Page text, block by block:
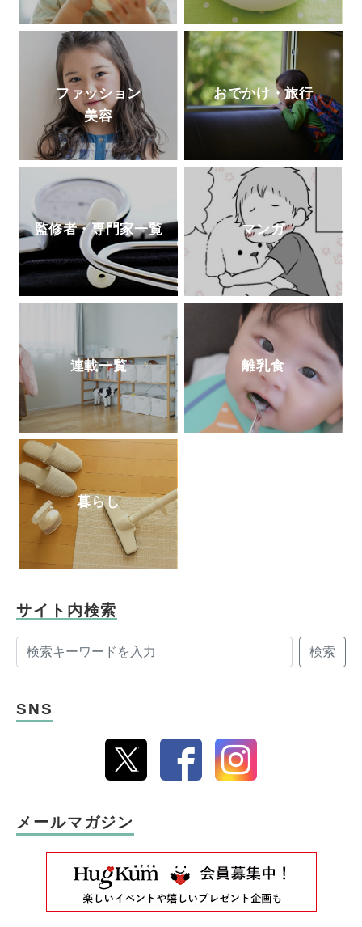
ファッション
美容
おでかけ・旅行
監修者・専門家一覧 マンガ
連載一覧 離乳食
暮らし
サイト内検索
検索
SNS
メールマガジン